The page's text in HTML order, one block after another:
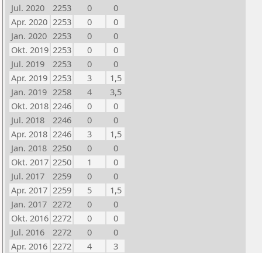
Jul. 2020
2253 0
0
Apr. 2020 2253 0
0
Jan. 2020 2253 0
0
Okt. 2019 2253 0
0
Jul. 2019
2253 0
0
Apr. 2019 2253 3
1,5
Jan. 2019 2258 4
3,5
Okt. 2018 2246 0
0
Jul. 2018
2246 0
0
Apr. 2018 2246 3
1,5
Jan. 2018 2250 0
0
Okt. 2017 2250 1
0
Jul. 2017
2259 0
0
Apr. 2017 2259 5
1,5
Jan. 2017 2272 0
0
Okt. 2016 2272 0
0
Jul. 2016
2272 0
0
Apr. 2016 2272 4
3